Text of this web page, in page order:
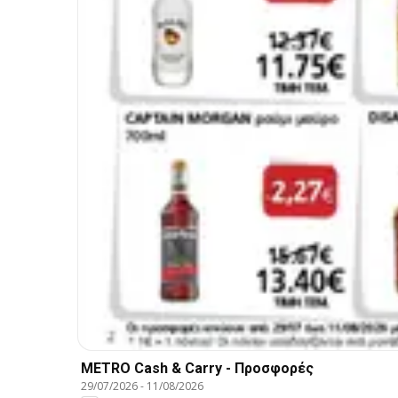
METRO Cash & Carry - Προσφορές
29/07/2026- 11/08/2026